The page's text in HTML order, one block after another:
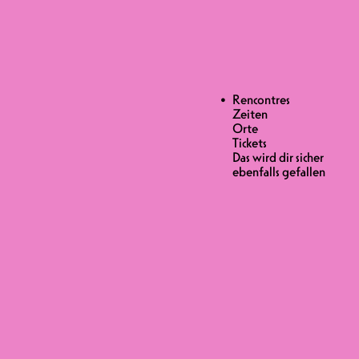
Rencontres
Zeiten
Orte
Tickets
Das wird dir sicher
ebenfalls gefallen